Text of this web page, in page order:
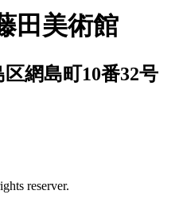
田美術館
網島町10番32号
reserver.